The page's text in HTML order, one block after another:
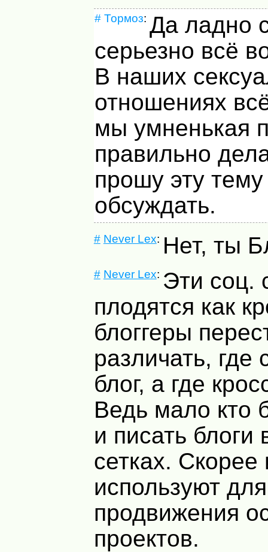
# Тормоз: Да ладно
серьезно всё
В наших
отношениях
мы умненькая
правильно
прошу эту
обсуждать.
# Never Lex: Нет, ты
# Never Lex: Эти соц.
плодятся как
блоггеры
различать, где
блог, а где
Ведь мало кто
и писать блоги
сетках. Скорее
используют для
продвижения
проектов.